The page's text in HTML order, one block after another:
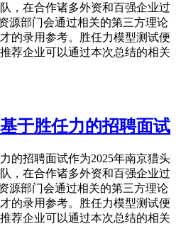
，在合作诸多外资和百强企业过
源部门会通过相关的第三方理论
的录用参考。胜任力模型测试便
荐企业可以通过本次总结的相关
于胜任力的招聘面试
的招聘面试作为2025年南京猎头
，在合作诸多外资和百强企业过
源部门会通过相关的第三方理论
的录用参考。胜任力模型测试便
荐企业可以通过本次总结的相关